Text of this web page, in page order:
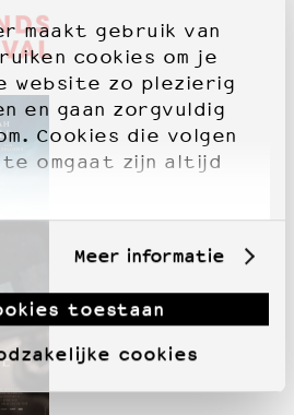
maakt gebruik van
cookies om je
website zo plezierig
en gaan zorgvuldig
Cookies die volgen
omgaat zijn altijd
Meer informatie
toestaan
cookies